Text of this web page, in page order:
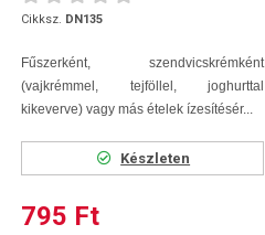
Cikksz. DN135
Fűszerként, szendvicskrémként
(vajkrémmel, tejföllel, joghurttal
kikeverve) vagy más ételek ízesítésér...
Készleten
795 Ft